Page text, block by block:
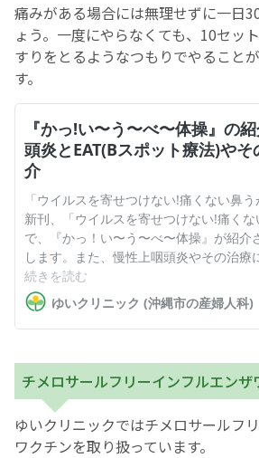
痛みがある場合には無理せずに一日
ょう。一度にやらなくても、10セッ
すりをとるようなつもりでやること
す。
チメロサールフリーインフルエンザ
ゆいクリニックではチメロサールフ
ワクチンを取り扱っています。